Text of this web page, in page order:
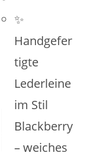
✨
Handgefer
tigte
Lederleine
im Stil
Blackberry
– weiches